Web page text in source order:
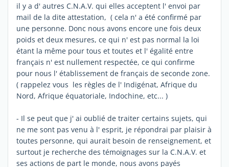
il y a d' autres C.N.A.V. qui elles acceptent l' envoi par
mail de la dite attestation, ( cela n' a été confirmé par
une personne. Donc nous avons encore une fois deux
poids et deux mesures, ce qui n' est pas normal la loi
étant la même pour tous et toutes et l' égalité entre
français n' est nullement respectée, ce qui confirme
pour nous l' établissement de français de seconde zone.
( rappelez vous les règles de l' Indigénat, Afrique du
Nord, Afrique équatoriale, Indochine, etc... )
- Il se peut que j' ai oublié de traiter certains sujets, qui
ne me sont pas venu à l' esprit, je répondrai par plaisir à
toutes personne, qui aurait besoin de renseignement, et
surtout je recherche des témoignages sur la C.N.A.V. et
ses actions de part le monde, nous avons payés